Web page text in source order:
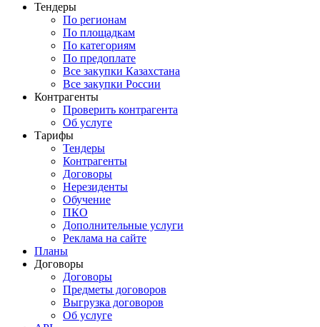
Тендеры
По регионам
По площадкам
По категориям
По предоплате
Все закупки Казахстана
Все закупки России
Контрагенты
Проверить контрагента
Об услуге
Тарифы
Тендеры
Контрагенты
Договоры
Нерезиденты
Обучение
ПКО
Дополнительные услуги
Реклама на сайте
Планы
Договоры
Договоры
Предметы договоров
Выгрузка договоров
Об услуге